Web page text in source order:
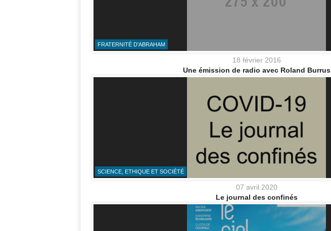
FRATERNITÉ D'ABRAHAM
18 février 2016
Une émission de radio avec Roland Burrus
SCIENCE, ETHIQUE ET SOCIÉTÉ
07 avril 2020
Le journal des confinés